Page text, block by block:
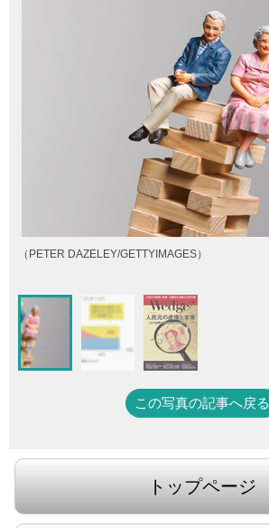
（PETER DAZELEY/GETTYIMAGES）
この写真の記事へ戻る
トップページ